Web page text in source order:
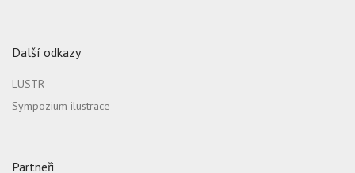
Další odkazy
LUSTR
Sympozium ilustrace
Partneři